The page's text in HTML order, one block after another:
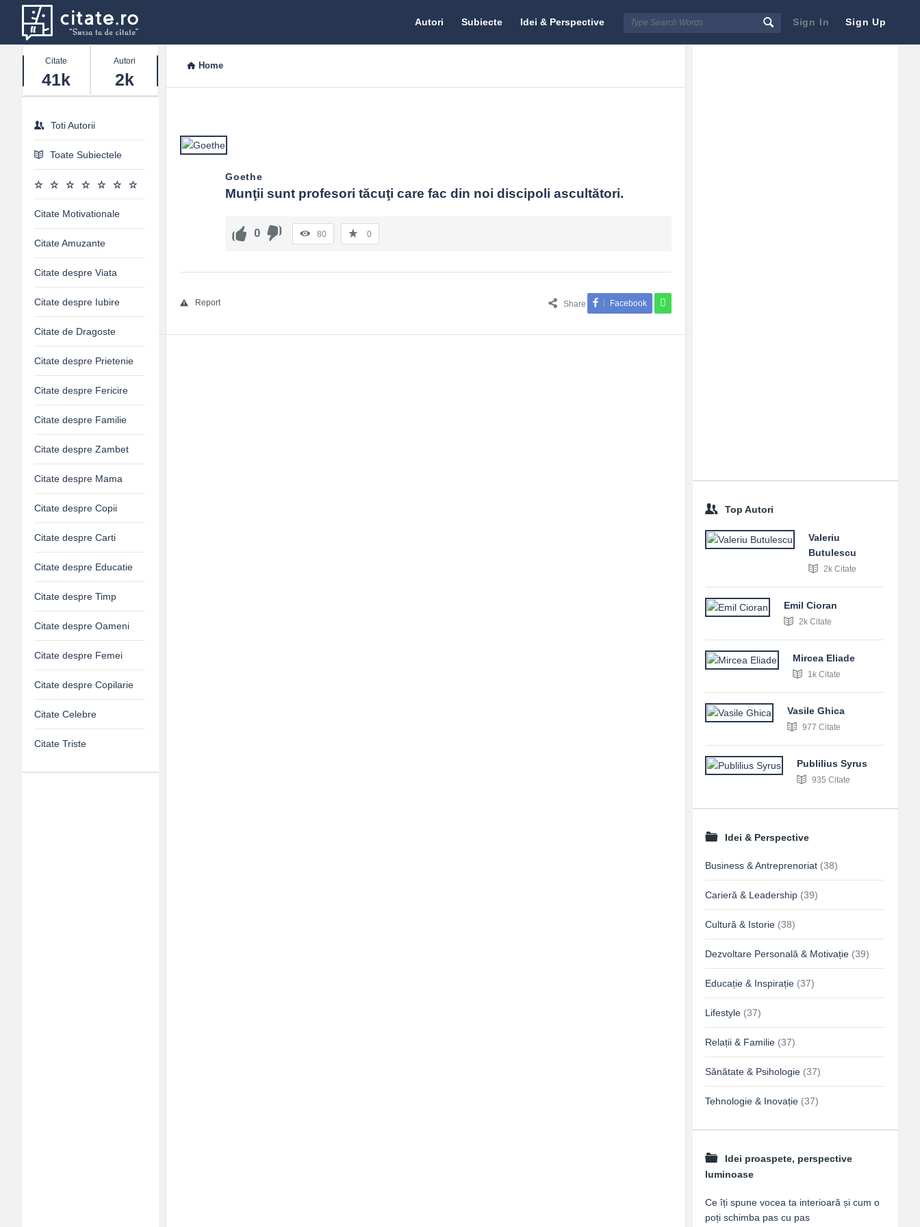
Sign In Sign Up
Citate.ro
Autori Subiecte Idei & Perspective
Home
Goethe
Munţii sunt profesori tăcuţi care fac din noi discipoli ascultători.
0 80 0
Share Facebook
Report
Top Autori
Valeriu
Butulescu
2k Citate
Emil Cioran
2k Citate
Mircea Eliade
1k Citate
Vasile Ghica
977 Citate
Publilius Syrus
935 Citate
Idei & Perspective
Business & Antreprenoriat (38)
Carieră & Leadership (39)
Cultură & Istorie (38)
Dezvoltare Personală & Motivație (39)
Educație & Inspirație (37)
Lifestyle (37)
Relații & Familie (37)
Sănătate & Psihologie (37)
Tehnologie & Inovație (37)
Idei proaspete, perspective
luminoase
Ce îți spune vocea ta interioară și cum o
poți schimba pas cu pas
Stats
Citate
41k
Autori
2k
Toti Autorii
Toate Subiectele
Citate Motivationale
Citate Amuzante
Citate despre Viata
Citate despre Iubire
Citate de Dragoste
Citate despre Prietenie
Citate despre Fericire
Citate despre Familie
Citate despre Zambet
Citate despre Mama
Citate despre Copii
Citate despre Carti
Citate despre Educatie
Citate despre Timp
Citate despre Oameni
Citate despre Femei
Citate despre Copilarie
Citate Celebre
Citate Triste